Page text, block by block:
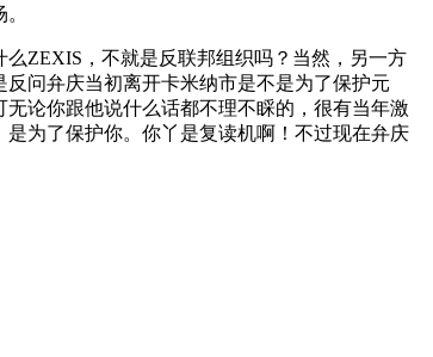
么ZEXIS ，不就是反联邦组织吗？当然，另一方
问弁庆当初离开卡米纳市是不是为了保护元
论你跟他说什么话都不理不睬的，很有当年激
为了保护你。你丫是复读机啊！不过现在弁庆